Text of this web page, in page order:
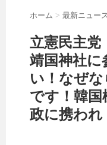
ホーム > 最新ニュース
立憲民主党
靖国神社に
い！なぜ
です！韓
政に携われ